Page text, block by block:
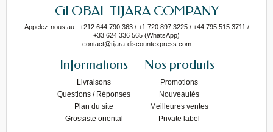
GLOBAL TIJARA COMPANY
Appelez-nous au : +212 644 790 363 / +1 720 897 3225 / +44 795 515 3711 /
+33 624 336 565 (WhatsApp)
contact@tijara-discountexpress.com
Informations
Livraisons
Questions / Réponses
Plan du site
Grossiste oriental
Nos produits
Promotions
Nouveautés
Meilleures ventes
Private label